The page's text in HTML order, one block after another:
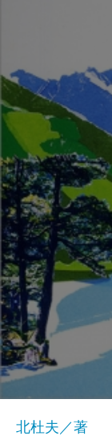
北杜夫／著